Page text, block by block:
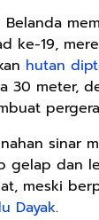
ke-19,
hutan
30 meter,
sinar
gelap dan
meski
Dayak.